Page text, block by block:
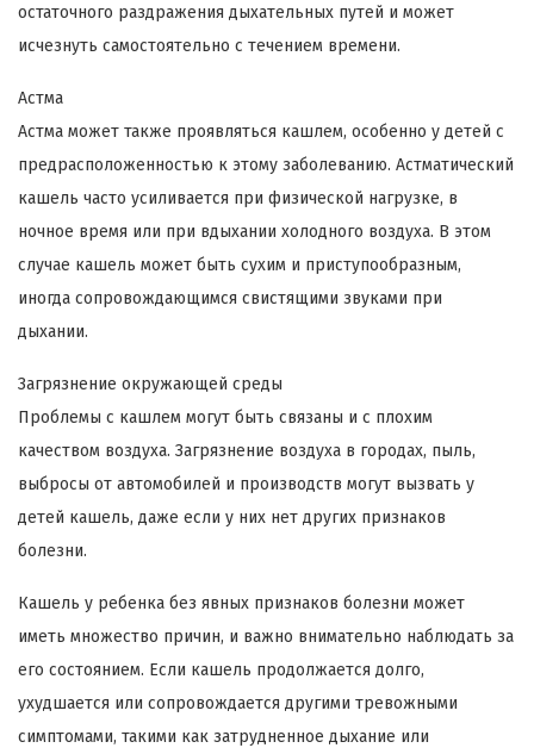
остаточного раздражения дыхательных путей и может
исчезнуть самостоятельно с течением времени.
Астма
Астма может также проявляться кашлем, особенно у детей с
предрасположенностью к этому заболеванию. Астматический
кашель часто усиливается при физической нагрузке, в
ночное время или при вдыхании холодного воздуха. В этом
случае кашель может быть сухим и приступообразным,
иногда сопровождающимся свистящими звуками при
дыхании.
Загрязнение окружающей среды
Проблемы с кашлем могут быть связаны и с плохим
качеством воздуха. Загрязнение воздуха в городах, пыль,
выбросы от автомобилей и производств могут вызвать у
детей кашель, даже если у них нет других признаков
болезни.
Кашель у ребенка без явных признаков болезни может
иметь множество причин, и важно внимательно наблюдать за
его состоянием. Если кашель продолжается долго,
ухудшается или сопровождается другими тревожными
симптомами, такими как затрудненное дыхание или